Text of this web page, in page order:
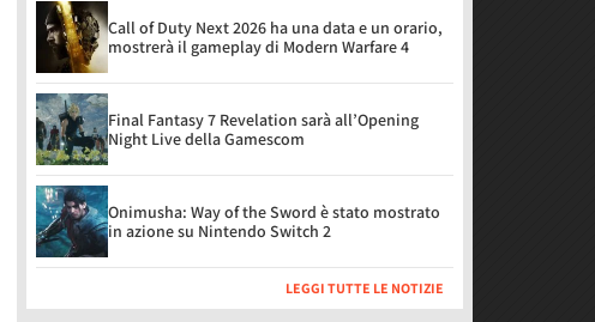
Call of Duty Next 2026 ha una data e un orario,
mostrerà il gameplay di Modern Warfare 4
Final Fantasy 7 Revelation sarà all’Opening
Night Live della Gamescom
Onimusha: Way of the Sword è stato mostrato
in azione su Nintendo Switch 2
LEGGI TUTTE LE NOTIZIE